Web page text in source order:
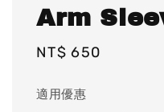
Arm
Regular
NT$ 650
適用優惠